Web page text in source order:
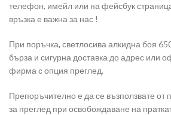
телефон, имейл или на фейсбук
връзка е важна за нас !
При поръчка, светлосива алкидна боя
бърза и сигурна доставка до адрес или
фирма с опция преглед.
Препоръчително е да се възползвате от
за преглед при освобождаване на